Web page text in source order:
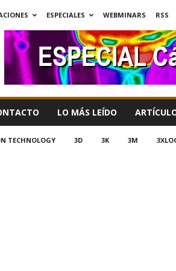
ESPECIALES WEBMINARS RSS
LO MÁS LEÍDO
TECHNOLOGY 3D 3K 3M